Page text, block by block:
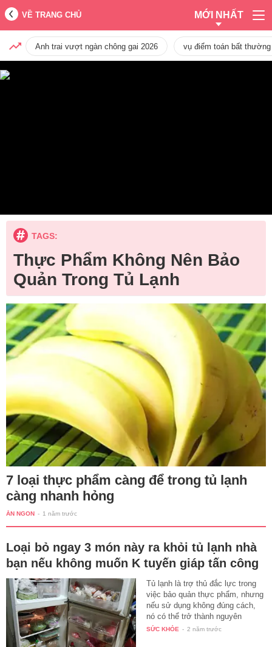
VỀ TRANG CHỦ MỚI NHẤT
Anh trai vượt ngàn chông gai 2026 vụ điểm toán bất
TAGS:
Thực Phẩm Không Nên Bảo
Quản Trong Tủ Lạnh
7 loại thực phẩm càng để trong tủ lạnh
càng nhanh hỏng
ĂN NGON - 1 năm trước
Loại bỏ ngay 3 món này ra khỏi tủ lạnh nhà
bạn nếu không muốn K tuyến giáp tấn công
Tủ lạnh là trợ thủ đắc lực trong
việc bảo quản thực phẩm, nhưng
nếu sử dụng không đúng cách,
nó có thể trở thành nguyên
nhân…
SỨC KHỎE - 2 năm trước